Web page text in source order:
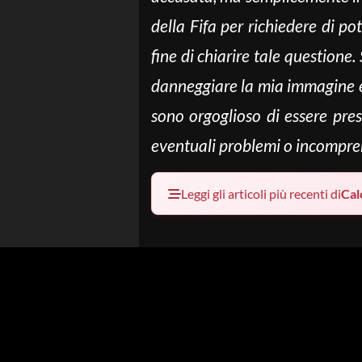
della Fifa per richiedere di
fine di chiarire tale questione.
danneggiare la mia immagine
sono orgoglioso di essere
eventuali problemi o
Leggi gli articoli più recenti di